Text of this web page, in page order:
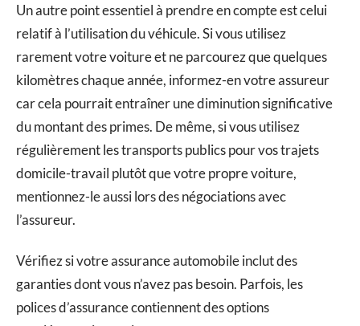
Un autre point essentiel à prendre en compte est celui
relatif à l’utilisation du véhicule. Si vous utilisez
rarement votre voiture et ne parcourez que quelques
kilomètres chaque année, informez-en votre assureur
car cela pourrait entraîner une diminution significative
du montant des primes. De même, si vous utilisez
régulièrement les transports publics pour vos trajets
domicile-travail plutôt que votre propre voiture,
mentionnez-le aussi lors des négociations avec
l’assureur.
Vérifiez si votre assurance automobile inclut des
garanties dont vous n’avez pas besoin. Parfois, les
polices d’assurance contiennent des options